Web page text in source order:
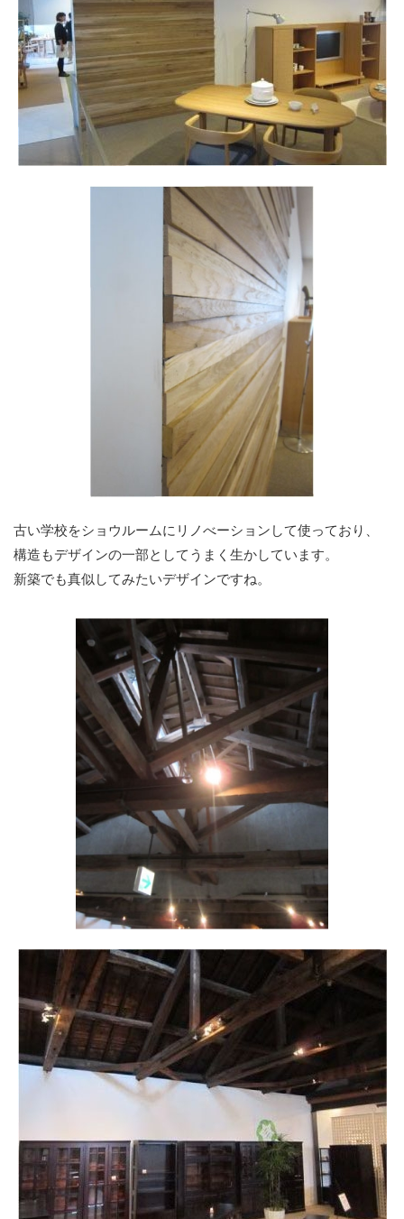
古い学校をショウルームにリノべーションして使っており、
構造もデザインの一部としてうまく生かしています。
新築でも真似してみたいデザインですね。